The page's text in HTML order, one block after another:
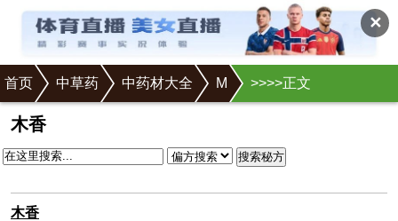
✕
首页 >
中草药 >
中药材大全 >
M >正文
木香
搜索秘方
木香